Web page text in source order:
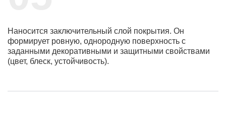
Наносится заключительный слой покрытия. Он
формирует ровную, однородную поверхность с
заданными декоративными и защитными свойствами
(цвет, блеск, устойчивость).